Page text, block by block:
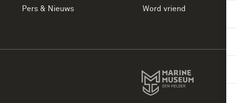
Pers & Nieuws Word vriend